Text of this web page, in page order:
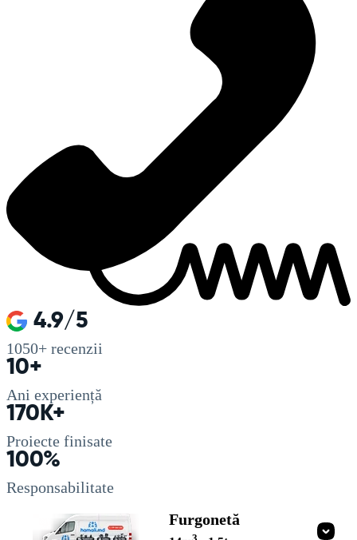
4.9/5
1050+ recenzii
10+
Ani experiență
170K+
Proiecte finisate
100%
Responsabilitate
Furgonetă